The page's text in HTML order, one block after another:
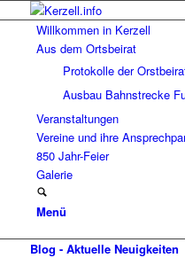
Willkommen in Kerzell
Aus dem Ortsbeirat
Protokolle der
Ausbau Bahnstrecke
Veranstaltungen
Vereine und ihre
850 Jahr-Feier
Galerie
Menü
Blog - Aktuelle Neuigkeiten